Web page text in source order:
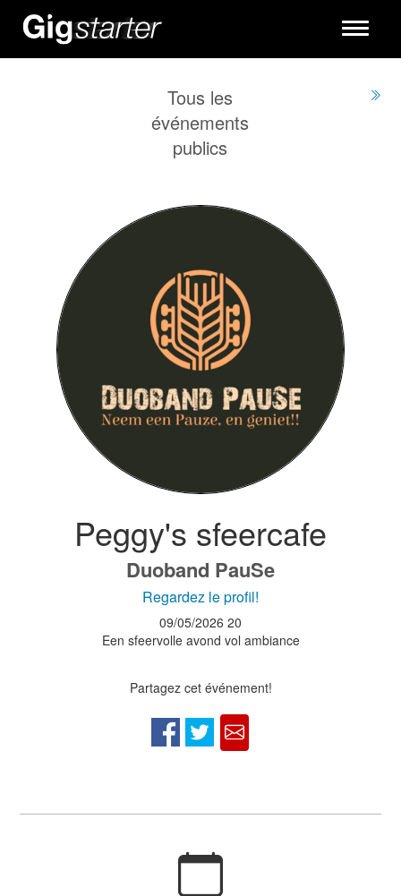
Toggle
Tous les
événements
publics
Peggy's sfeercafe
Duoband PauSe
Regardez le profil!
09/05/2026 20
Een sfeervolle avond vol ambiance
Partagez cet événement!